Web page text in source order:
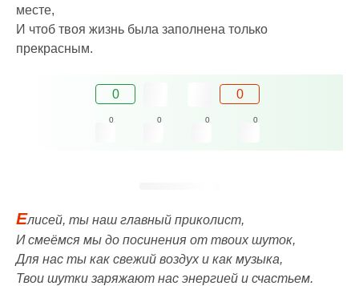
месте,
И чтоб твоя жизнь была заполнена только
прекрасным.
0 0
0 0 0 0
Елисей, ты наш главный приколист,
И смеёмся мы до посинения от твоих шуток,
Для нас ты как свежий воздух и как музыка,
Твои шутки заряжают нас энергией и счастьем.